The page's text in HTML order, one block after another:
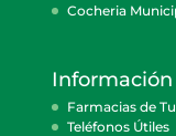
Cocheria
Farmacias de
Teléfonos Útiles